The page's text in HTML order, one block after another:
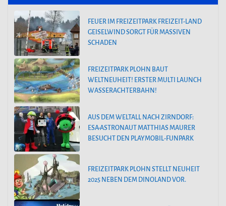
FEUER IM FREIZEITPARK FREIZEIT-LAND
GEISELWIND SORGT FÜR MASSIVEN
SCHADEN
FREIZEITPARK PLOHN BAUT
WELTNEUHEIT! ERSTER MULTI LAUNCH
WASSERACHTERBAHN!
AUS DEM WELTALL NACH ZIRNDORF:
ESA-ASTRONAUT MATTHIAS MAURER
BESUCHT DEN PLAYMOBIL-FUNPARK
FREIZEITPARK PLOHN STELLT NEUHEIT
2025 NEBEN DEM DINOLAND VOR.